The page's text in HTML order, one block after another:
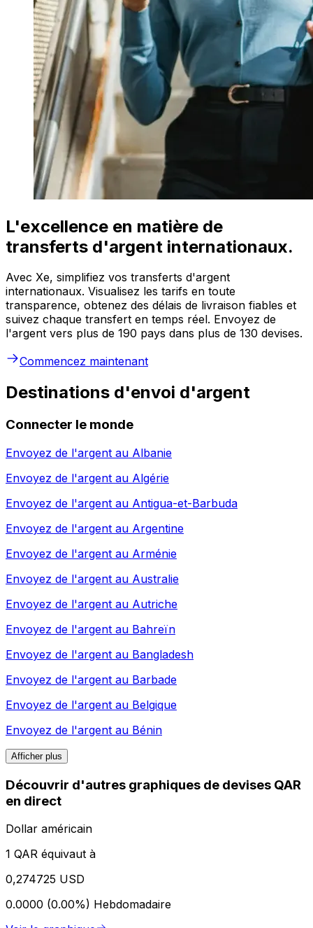
L'excellence en matière de
transferts d'argent internationaux.
Avec Xe, simplifiez vos transferts d'argent
internationaux. Visualisez les tarifs en toute
transparence, obtenez des délais de livraison fiables et
suivez chaque transfert en temps réel. Envoyez de
l'argent vers plus de 190 pays dans plus de 130 devises.
Commencez maintenant
Destinations d'envoi d'argent
Connecter le monde
Envoyez de l'argent au Albanie
Envoyez de l'argent au Algérie
Envoyez de l'argent au Antigua-et-Barbuda
Envoyez de l'argent au Argentine
Envoyez de l'argent au Arménie
Envoyez de l'argent au Australie
Envoyez de l'argent au Autriche
Envoyez de l'argent au Bahreïn
Envoyez de l'argent au Bangladesh
Envoyez de l'argent au Barbade
Envoyez de l'argent au Belgique
Envoyez de l'argent au Bénin
Afficher plus
Découvrir d'autres graphiques de devises QAR
en direct
Dollar américain
1 QAR équivaut à
0,274725 USD
0.0000 (0.00%) Hebdomadaire